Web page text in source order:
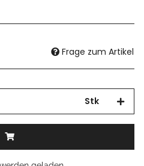
Frage zum Artikel
Stk